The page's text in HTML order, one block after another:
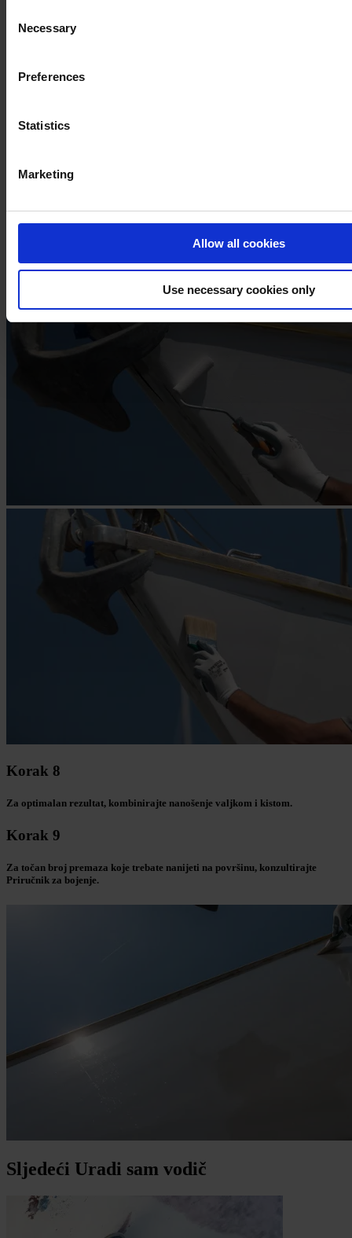
ourPrivacy Notice
Selection
Necessary
Preferences
Statistics
Marketing
Allow all cookies
Use necessary cookies only
Dodajte potrebnu količinu odgovarajućeg razrjeđivača u odabrani Završni
Premaz (za sve potrebne informacije konzultirajte Priručnik za bojenje).
Korak 7
Nanesite odabrani Završni Premaz na površinu broda.
Korak 8
Za optimalan rezultat, kombinirajte nanošenje valjkom i kistom.
Korak 9
Za točan broj premaza koje trebate nanijeti na površinu, konzultirajte
Priručnik za bojenje.
Sljedeći Uradi sam vodič